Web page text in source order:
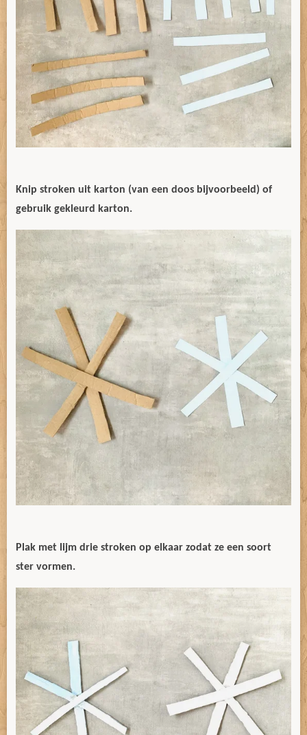
Knip stroken uit karton (van een doos bijvoorbeeld) of
gebruik gekleurd karton.
Plak met lijm drie stroken op elkaar zodat ze een soort
ster vormen.